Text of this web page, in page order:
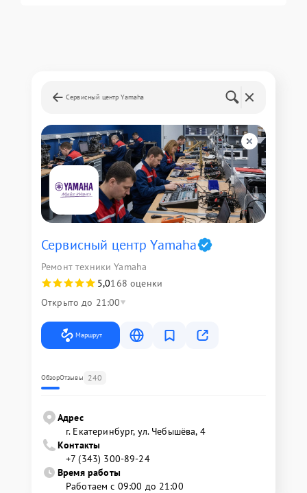
Сервисный центр Yamaha
Сервисный центр Yamaha
Ремонт техники Yamaha
5,0168 оценки
Открыто до 21:00
Маршрут
ОбзорОтзывы 240
Адрес
г. Екатеринбург, ул. Чебышёва, 4
Контакты
+7 (343) 300-89-24
Время работы
Работаем с 09:00 до 21:00